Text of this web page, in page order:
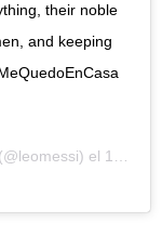
their noble
and keeping
(@leomessi) el 12 Abr, 2020 a las 11:21 PDT